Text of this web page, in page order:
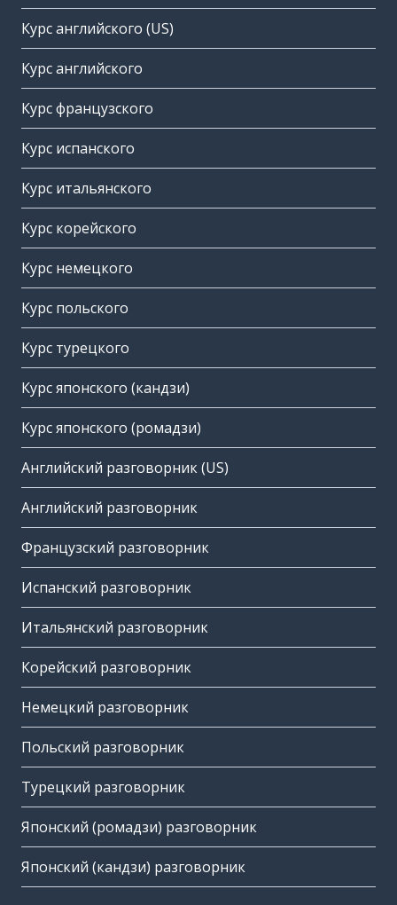
Курс английского (US)
Курс английского
Курс французского
Курс испанского
Курс итальянского
Курс корейского
Курс немецкого
Курс польского
Курс турецкого
Курс японского (кандзи)
Курс японского (ромадзи)
Английский разговорник (US)
Английский разговорник
Французский разговорник
Испанский разговорник
Итальянский разговорник
Корейский разговорник
Немецкий разговорник
Польский разговорник
Турецкий разговорник
Японский (ромадзи) разговорник
Японский (кандзи) разговорник